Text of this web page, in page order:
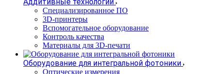
Специализированное ПО
3D-принтеры
Вспомогательное оборудование
Контроль качества
Материалы для 3D-печати
Оборудование для интегральной фотоники
Оптические измерения